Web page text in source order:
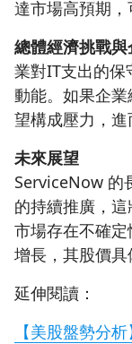
達市場高預期，
總體經濟挑戰
業對IT支出的
動能。如果企
望構成壓力，進
未來展望
ServiceNow 的
的持續推廣，
市場存在不確
增長，其股價具
延伸閱讀：
【美股盤勢分